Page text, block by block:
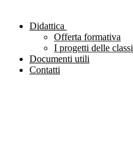
Didattica
Offerta formativa
I progetti delle classi
Documenti utili
Contatti